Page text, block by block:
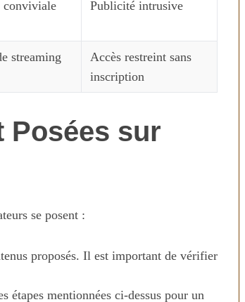
conviviale Publicité intrusive
streaming
Accès restreint sans
inscription
Posées sur
se posent :
proposés. Il est important de vérifier
étapes mentionnées ci-dessus pour un